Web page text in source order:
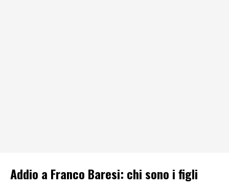
Addio a Franco Baresi: chi sono i figli